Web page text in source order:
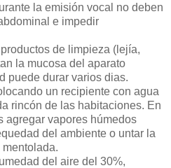
la emisión vocal no deben
e impedir
de limpieza (lejía,
la mucosa del aparato
puede durar varios dias.
un recipiente con agua
rincón de las habitaciones. En
agregar vapores húmedos
del ambiente o untar la
del aire del 30%,